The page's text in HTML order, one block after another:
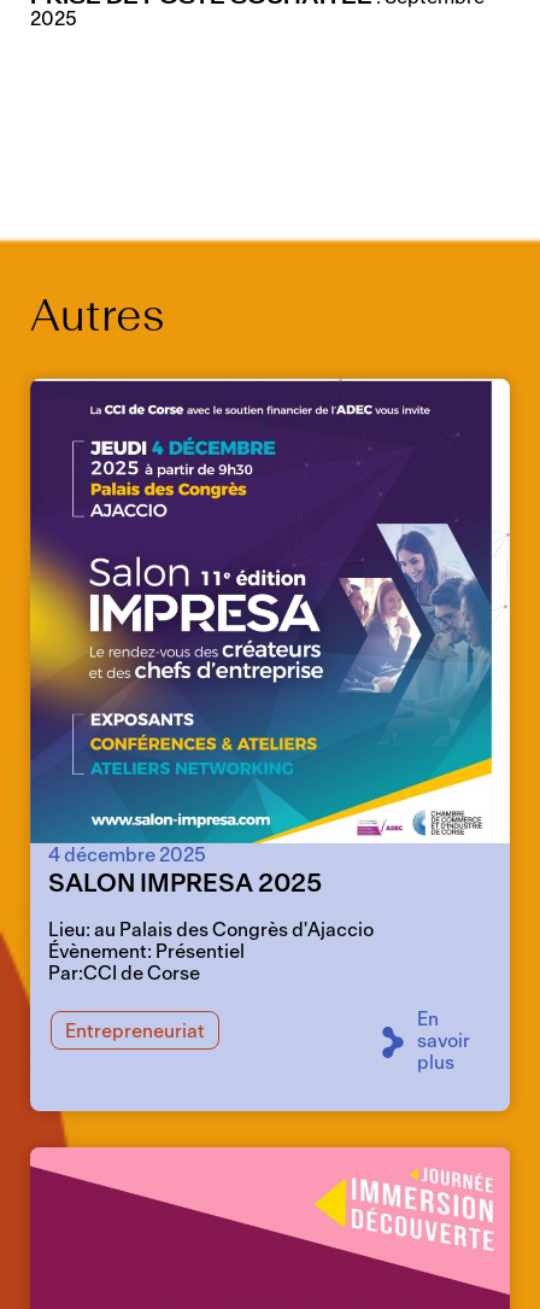
2025
Autres
4 décembre 2025
SALON IMPRESA 2025
Lieu: au Palais des Congrès d'Ajaccio
Évènement: Présentiel
Par:CCI de Corse
Entrepreneuriat
En
savoir
plus